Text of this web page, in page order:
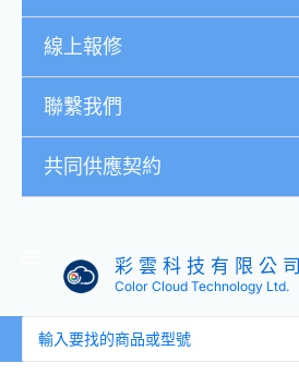
線上報修
聯繫我們
共同供應契約
彩 雲 科 技 有 限 公 司
Color Cloud Technology Ltd.
尋：